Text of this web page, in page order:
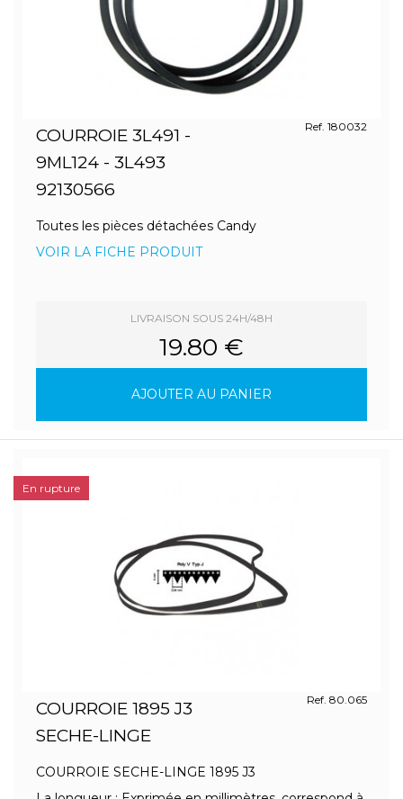
COURROIE 3L491 -
9ML124 - 3L493
92130566
Ref. 180032
Toutes les pièces détachées Candy
VOIR LA FICHE PRODUIT
LIVRAISON SOUS 24H/48H
19.80 €
AJOUTER AU PANIER
COURROIE 1895 J3
SECHE-LINGE
Ref. 80.065
COURROIE SECHE-LINGE 1895 J3
En rupture